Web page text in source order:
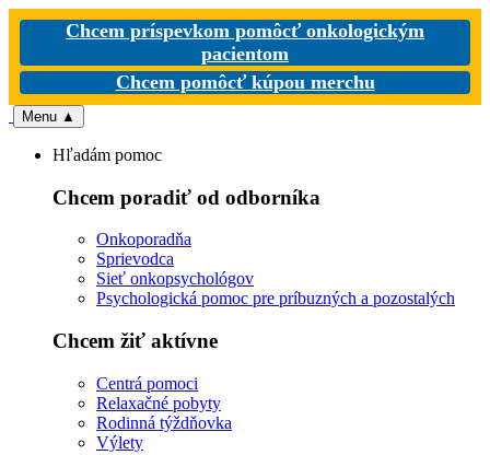
Chcem príspevkom pomôcť onkologickým
pacientom
Chcem pomôcť kúpou merchu
Menu ▲
Hľadám pomoc
Chcem poradiť od odborníka
Onkoporadňa
Sprievodca
Sieť onkopsychológov
Psychologická pomoc pre príbuzných a pozostalých
Chcem žiť aktívne
Centrá pomoci
Relaxačné pobyty
Rodinná týždňovka
Výlety